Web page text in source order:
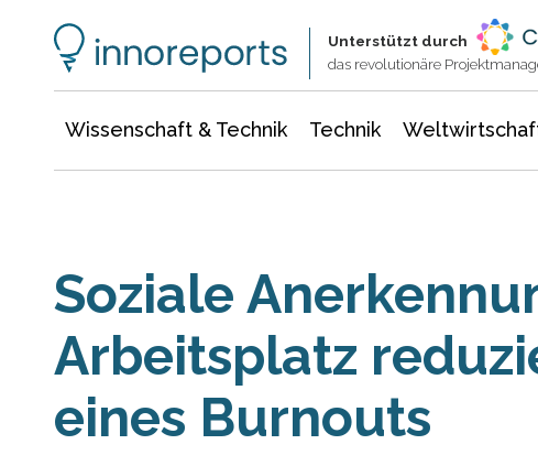
Unterstützt durch
das revolutionäre
Wissenschaft & Technik Technik
Soziale
Arbeitsplatz
eines Burnouts